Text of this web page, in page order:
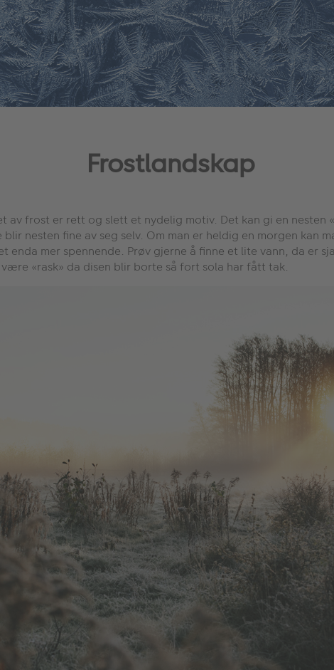
Frostlandskap
av frost er rett og slett et nydelig motiv. Det kan gi en nesten
nesten fine av seg selv. Om man er heldig en morgen kan
enda mer spennende. Prøv gjerne å finne et lite vann, da er
«rask» da disen blir borte så fort sola har fått tak.